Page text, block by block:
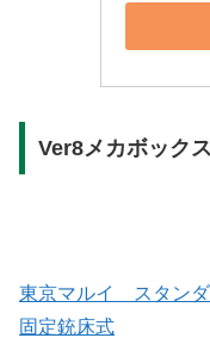
Ver8メカボックス
東京マルイ スタンダ
固定銃床式